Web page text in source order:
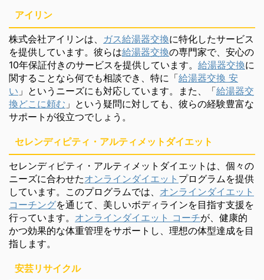
アイリン
株式会社アイリンは、 ガス給湯器交換に特化したサービス
を提供しています。彼らは給湯器交換の専門家で、安心の
10年保証付きのサービスを提供しています。 給湯器交換に
関することなら何でも相談でき、特に「給湯器交換 安
い 」というニーズにも対応しています。また、「給湯器交
換どこに頼む 」という疑問に対しても、彼らの経験豊富な
サポートが役立つでしょう。
セレンディピティ・アルティメットダイエット
セレンディピティ・アルティメットダイエットは、個々の
ニーズに合わせたオンラインダイエット プログラムを提供
しています。このプログラムでは、 オンラインダイエット
コーチングを通じて、美しいボディラインを目指す支援を
行っています。 オンラインダイエット コーチが、健康的
かつ効果的な体重管理をサポートし、理想の体型達成を目
指します。
安芸リサイクル